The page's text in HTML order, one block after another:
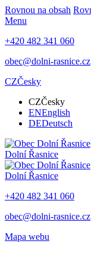
Rovnou na obsah
Menu
+420 482 341 060
obec@dolni-rasnice.cz
CZČesky
CZČesky
ENEnglish
DEDeutsch
Dolní Řasnice
Dolní Řasnice
+420 482 341 060
obec@dolni-rasnice.cz
Mapa webu